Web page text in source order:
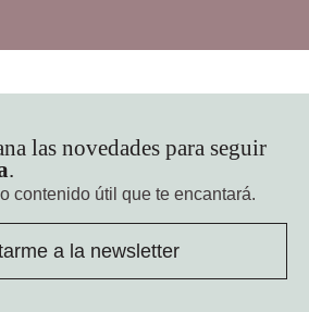
las novedades para seguir
.
contenido útil que te encantará.
a la newsletter